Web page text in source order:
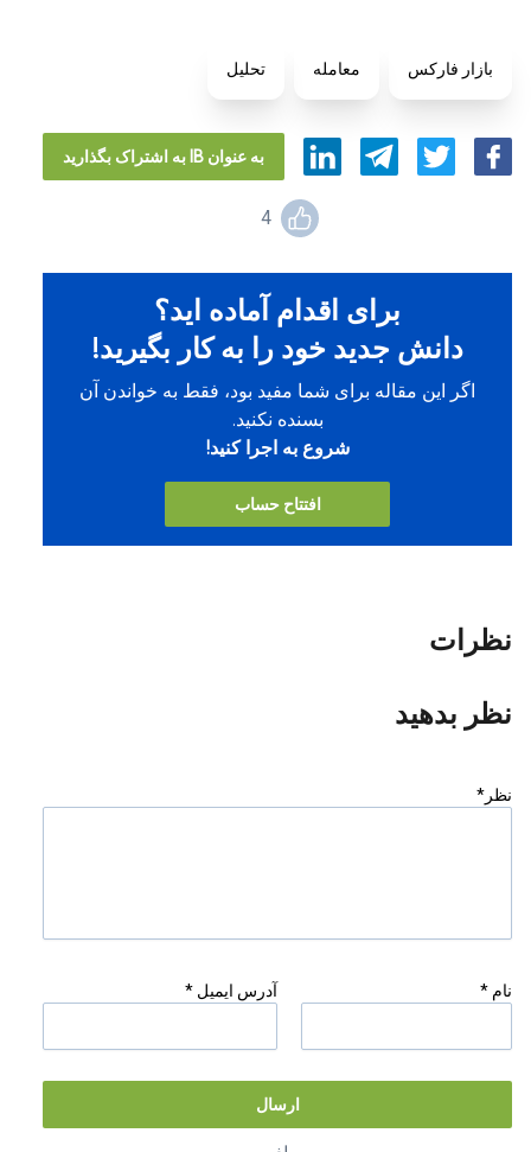
بازار فارکس معامله تحلیل
به عنوان IB به اشتراک بگذارید
4
برای اقدام آماده اید؟
دانش جدید خود را به کار بگیرید!
اگر این مقاله برای شما مفید بود، فقط به خواندن آن
بسنده نکنید.
شروع به اجرا کنید!
افتتاح حساب
نظرات
نظر بدهید
نظر*
نام * آدرس ایمیل *
ارسال